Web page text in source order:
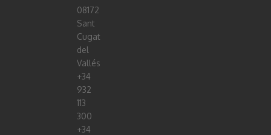
08172
Sant
Cugat
del
Vallés
+34
932
113
300
+34